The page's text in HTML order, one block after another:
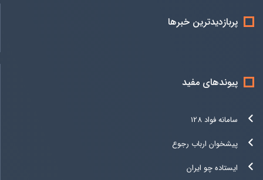
پربازدیدترین خبرها
پیوندهای مفید
سامانه فواد 128
پیشخوان ارباب رجوع
ایستاده چو ایران